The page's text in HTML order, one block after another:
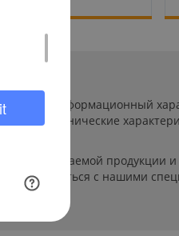
информационный
и технические
выпускаемой продукции
связаться с нашими